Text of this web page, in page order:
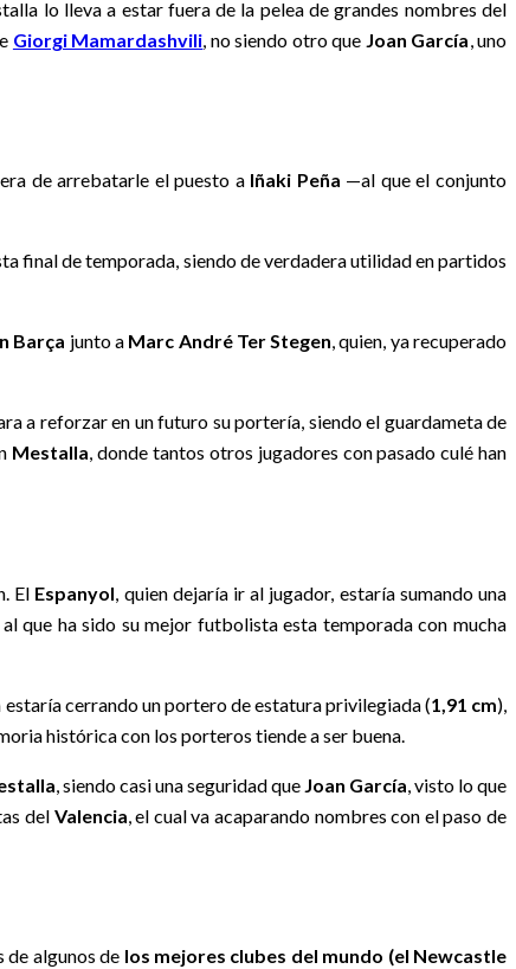
lo lleva a estar fuera de la pelea de grandes nombres del
Giorgi Mamardashvili, no siendo otro que Joan García, uno
de arrebatarle el puesto a Iñaki Peña —al que el conjunto
final de temporada, siendo de verdadera utilidad en partidos
Barça junto a Marc André Ter Stegen, quien, ya recuperado
a reforzar en un futuro su portería, siendo el guardameta de
Mestalla, donde tantos otros jugadores con pasado culé han
El Espanyol , quien dejaría ir al jugador, estaría sumando una
que ha sido su mejor futbolista esta temporada con mucha
cerrando un portero de estatura privilegiada (1,91 cm),
histórica con los porteros tiende a ser buena.
, siendo casi una seguridad que Joan García , visto lo que
del Valencia , el cual va acaparando nombres con el paso de
de algunos de los mejores clubes del mundo (el Newcastle